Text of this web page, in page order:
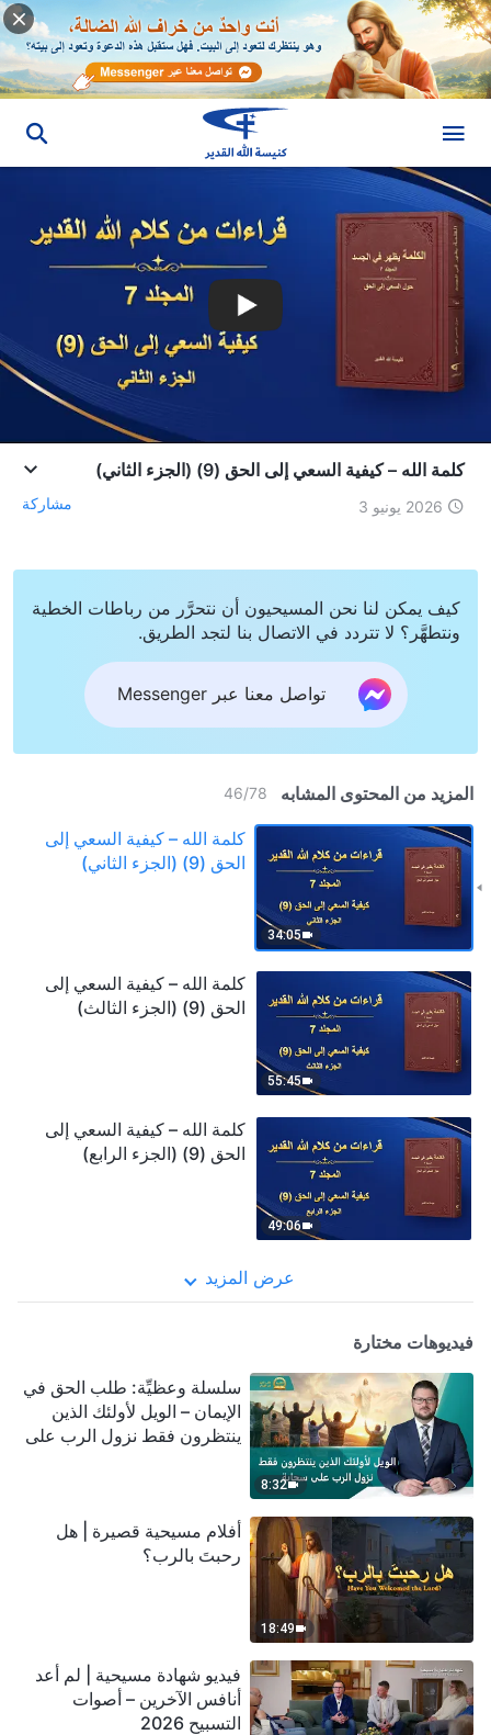
كلمة الله – كيفية السعي إلى الحق (9) (الجزء الثاني)
2026 يونيو 3 مشاركة
كيف يمكن لنا نحن المسيحيون أن نتحرَّر من رباطات الخطية
ونتطهَّر؟ لا تتردد في الاتصال بنا لتجد الطريق.
تواصل معنا عبر Messenger
المزيد من المحتوى المشابه 46/78
34:05
كلمة الله – كيفية السعي إلى
الحق (9) (الجزء الثاني)
55:45
كلمة الله – كيفية السعي إلى
الحق (9) (الجزء الثالث)
49:06
كلمة الله – كيفية السعي إلى
الحق (9) (الجزء الرابع)
عرض المزيد
فيديوهات مختارة
8:32
سلسلة وعظيِّة: طلب الحق في
الإيمان – الويل لأولئك الذين
ينتظرون فقط نزول الرب على
18:49
أفلام مسيحية قصيرة | هل
رحبتَ بالرب؟
فيديو شهادة مسيحية | لم أعد
أنافس الآخرين – أصوات
التسبيح 2026